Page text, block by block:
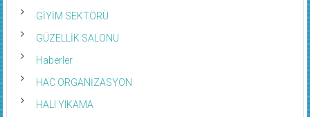
GİYİM SEKTÖRÜ
GÜZELLİK SALONU
Haberler
HAC ORGANİZASYON
HALI YIKAMA